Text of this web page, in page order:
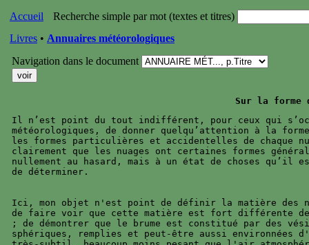
Accueil
Recherche simple par mot (textes et titres)
Livres • Annuaires météorologiques
Navigation dans le document
Il n’est point du tout indifférent, pour ceux qui
météorologiques, de donner quelqu’attention à la
les formes particulières et accidentelles de chaque
clairement que les nuages ont certaines formes
nullement au hasard, mais à un état de choses
de déterminer.
Ici, mon objet n'est point de définir la matière des
de faire voir que cette matière est fort différente
; de démontrer que le brume est constitué par des
sphériques, remplies et peut-être aussi